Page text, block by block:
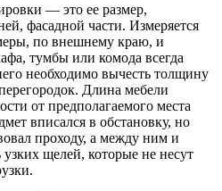
— это ее размер,
фасадной части. Измеряется
по внешнему краю, и
тумбы или комода всегда
необходимо вычесть толщину
Длина мебели
от предполагаемого места
вписался в обстановку, но
проходу, а между ним и
узких щелей, которые не несут